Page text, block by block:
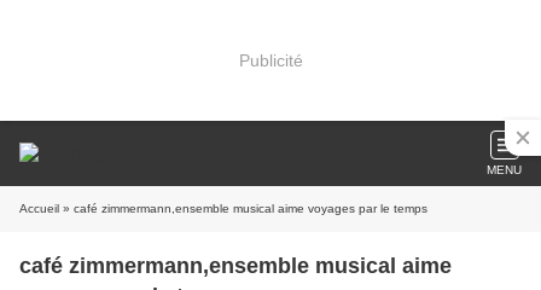
Publicité
MENU
Accueil » café zimmermann,ensemble musical aime voyages par le temps
café zimmermann,ensemble musical aime